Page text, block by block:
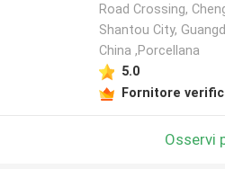
Road Crossing,
Shantou City,
China ,Porcellana
5.0
Fornitore
Osservi